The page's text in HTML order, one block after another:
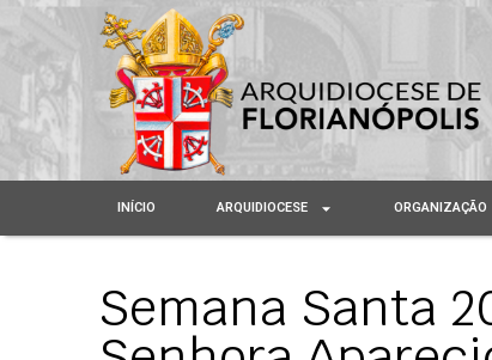
INÍCIO ARQUIDIOCESE ORGANIZAÇÃO
Semana Santa